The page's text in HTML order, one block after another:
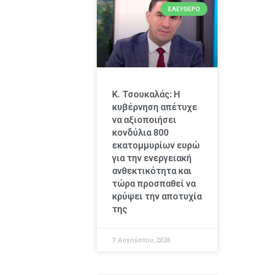
ΕΛΕΎΘΕΡΟ
Κ. Τσουκαλάς: Η
κυβέρνηση απέτυχε
να αξιοποιήσει
κονδύλια 800
εκατομμυρίων ευρώ
για την ενεργειακή
ανθεκτικότητα και
τώρα προσπαθεί να
κρύψει την αποτυχία
της
7 Αυγούστου, 2026